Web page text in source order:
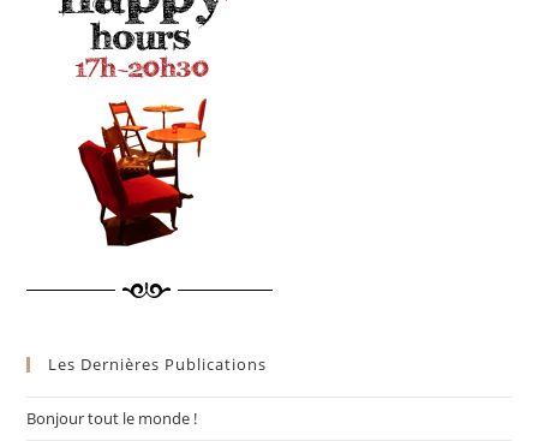
Les Dernières Publications
Bonjour tout le monde !